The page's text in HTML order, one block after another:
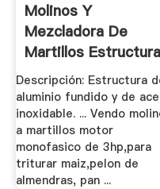
Molinos Y
Mezcladora De
Martillos Estructura
.
Descripción: Estructura
aluminio fundido y de
inoxidable. ... Vendo
a martillos motor
monofasico de 3hp,para
triturar maiz,pelon de
almendras, pan ...